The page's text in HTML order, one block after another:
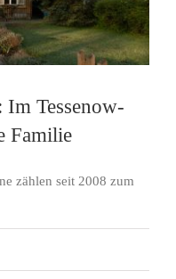
Im Tessenow-
Familie
zählen seit 2008 zum